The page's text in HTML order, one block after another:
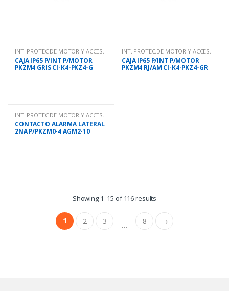
INT. PROTEC.DE MOTOR Y ACCES.
CAJA IP65 P/INT P/MOTOR
PKZM4 GRIS CI-K4-PKZ4-G
INT. PROTEC.DE MOTOR Y ACCES.
CAJA IP65 P/INT P/MOTOR
PKZM4 RJ/AM CI-K4-PKZ4-GR
INT. PROTEC.DE MOTOR Y ACCES.
CONTACTO ALARMA LATERAL
2NA P/PKZM0-4 AGM2-10
Showing 1–15 of 116 results
1 2 3 … 8 →